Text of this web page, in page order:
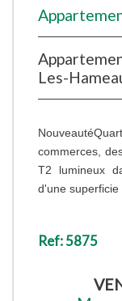
Les-
commerces,
T2 lumineux
d'une superficie
Ref: 5875